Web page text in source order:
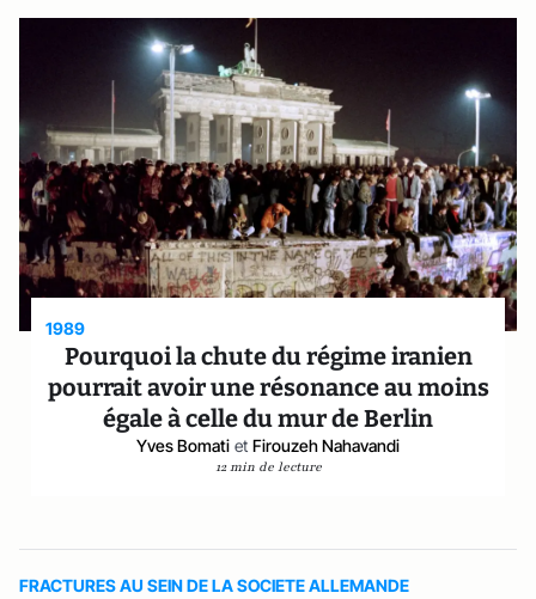
1989
Pourquoi la chute du régime iranien
pourrait avoir une résonance au moins
égale à celle du mur de Berlin
Yves Bomati et Firouzeh Nahavandi
12 min de lecture
FRACTURES AU SEIN DE LA SOCIETE ALLEMANDE